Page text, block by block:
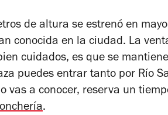
de altura se estrenó en
conocida en la ciudad. La
cuidados, es que se
puedes entrar tanto por Río
vas a conocer, reserva un
.